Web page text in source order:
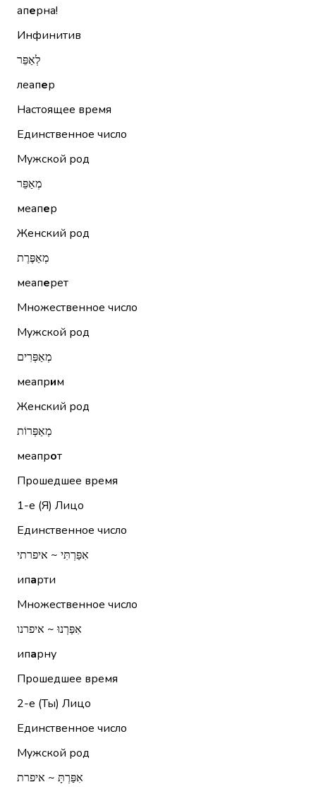
аперна!
Инфинитив
לְאַפֵּר
леапер
Настоящее время
Единственное число
Мужской род
מְאַפֵּר
меапер
Женский род
מְאַפֶּרֶת
меаперет
Множественное число
Мужской род
מְאַפְּרִים
меаприм
Женский род
מְאַפְּרוֹת
меапрот
Прошедшее время
1-е (Я) Лицо
Единственное число
אִפַּרְתִּי ~ איפרתי
ипарти
Множественное число
אִפַּרְנוּ ~ איפרנו
ипарну
Прошедшее время
2-е (Ты) Лицо
Единственное число
Мужской род
אִפַּרְתָּ ~ איפרת